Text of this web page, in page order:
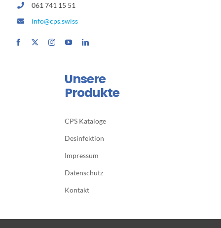
061 741 15 51
info@cps.swiss
Unsere
Produkte
CPS Kataloge
Desinfektion
Impressum
Datenschutz
Kontakt